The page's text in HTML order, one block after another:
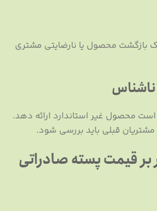
بازگشت محصول یا نارضایتی مشتری
ناشناس
محصول غیر استاندارد ارائه دهد.
قبلی باید بررسی شود.
بر قیمت پسته صادراتی